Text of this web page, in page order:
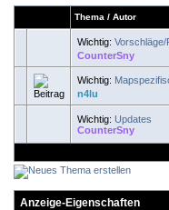
Thema / Autor
Wichtig: Vorschläge/
CounterSny
Wichtig:
n4lu
Wichtig: Updates
CounterSny
Anzeige-Eigenschaften